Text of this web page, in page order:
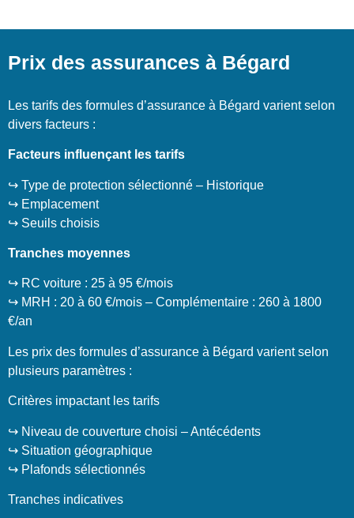
Prix des assurances à Bégard
Les tarifs des formules d’assurance à Bégard varient selon
divers facteurs :
Facteurs influençant les tarifs
↪️ Type de protection sélectionné – Historique
↪️ Emplacement
↪️ Seuils choisis
Tranches moyennes
↪️ RC voiture : 25 à 95 €/mois
↪️ MRH : 20 à 60 €/mois – Complémentaire : 260 à 1800
€/an
Les prix des formules d’assurance à Bégard varient selon
plusieurs paramètres :
Critères impactant les tarifs
↪️ Niveau de couverture choisi – Antécédents
↪️ Situation géographique
↪️ Plafonds sélectionnés
Tranches indicatives